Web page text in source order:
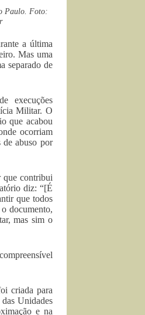
Paulo. Foto:
a última
Mas uma
separado de
execuções
Militar. O
que acabou
ocorriam
de abuso por
que contribui
diz: “[É
que todos
o documento,
mas sim o
criada para
Unidades
e na